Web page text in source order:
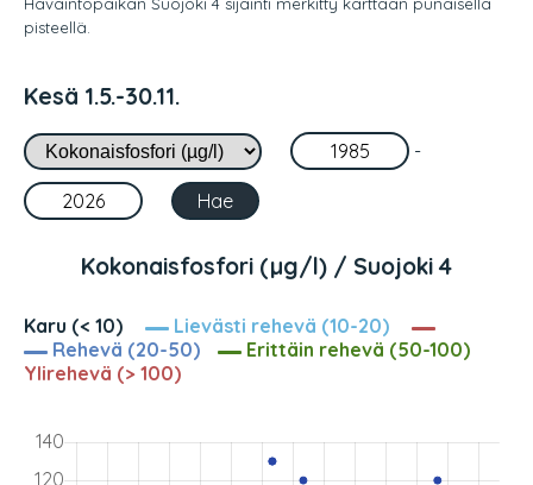
Havaintopaikan Suojoki 4 sijainti merkitty karttaan punaisella
pisteellä.
Kesä 1.5.-30.11.
-
Kokonaisfosfori (µg/l) / Suojoki 4
Karu (< 10)
Lievästi rehevä (10-20)
Rehevä (20-50)
Erittäin rehevä (50-100)
Ylirehevä (> 100)